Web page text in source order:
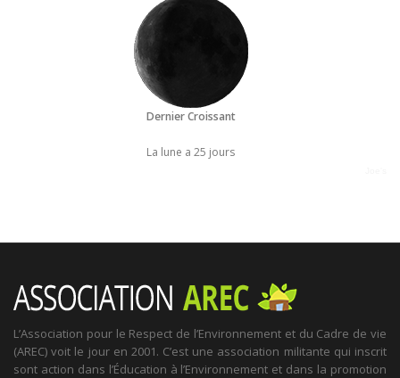
Dernier Croissant
La lune a 25 jours
L’Association pour le Respect de l’Environnement et du Cadre de vie
(AREC) voit le jour en 2001. C’est une association militante qui inscrit
sont action dans l’Éducation à l’Environnement et dans la promotion